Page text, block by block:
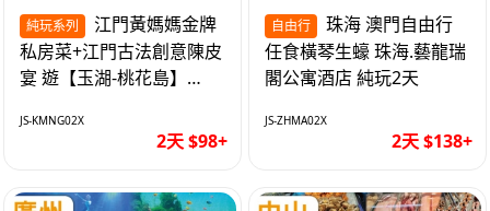
純玩系列
私房菜+江門古法創意陳皮
宴 遊【玉湖-桃花島】
純玩2天
JS-KMNG02X
2天 $98+
自由行
任食橫琴生蠔 珠海.藝龍瑞
閣公寓酒店 純玩2天
JS-ZHMA02X
2天 $138+